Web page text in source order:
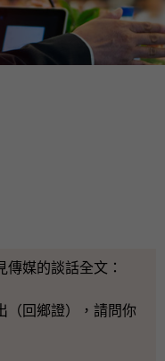
媒的談話全文：
（回鄉證），請問你